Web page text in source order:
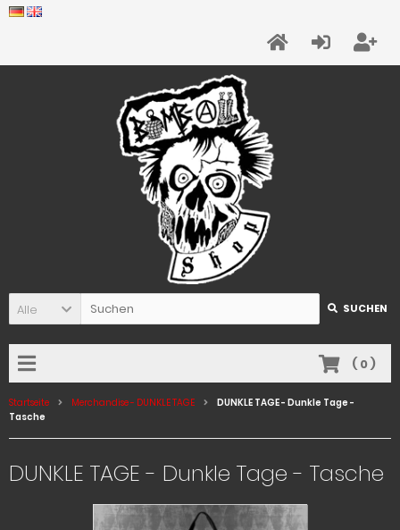
Alle SUCHEN
( 0)
Startseite Merchandise - DUNKLE TAGE
DUNKLE TAGE - Dunkle Tage -
Tasche
DUNKLE TAGE - Dunkle Tage - Tasche